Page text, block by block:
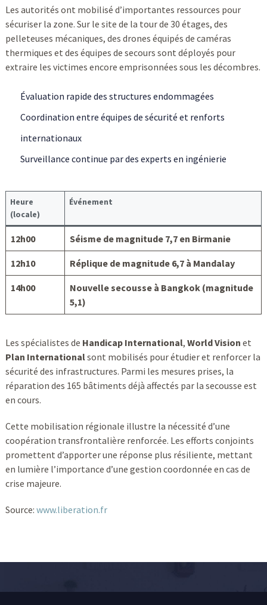
Les autorités ont mobilisé d’importantes ressources pour
sécuriser la zone. Sur le site de la tour de 30 étages, des
pelleteuses mécaniques, des drones équipés de caméras
thermiques et des équipes de secours sont déployés pour
extraire les victimes encore emprisonnées sous les décombres.
Évaluation rapide des structures endommagées
Coordination entre équipes de sécurité et renforts
internationaux
Surveillance continue par des experts en ingénierie
Heure
(locale)
Événement
12h00 Séisme de magnitude 7,7 en Birmanie
12h10 Réplique de magnitude 6,7 à Mandalay
14h00
Nouvelle secousse à Bangkok (magnitude
5,1)
Les spécialistes de Handicap International, World Vision et
Plan Internationalsont mobilisés pour étudier et renforcer la
sécurité des infrastructures. Parmi les mesures prises, la
réparation des 165 bâtiments déjà affectés par la secousse est
en cours.
Cette mobilisation régionale illustre la nécessité d’une
coopération transfrontalière renforcée. Les efforts conjoints
promettent d’apporter une réponse plus résiliente, mettant
en lumière l’importance d’une gestion coordonnée en cas de
crise majeure.
Source: www.liberation.fr